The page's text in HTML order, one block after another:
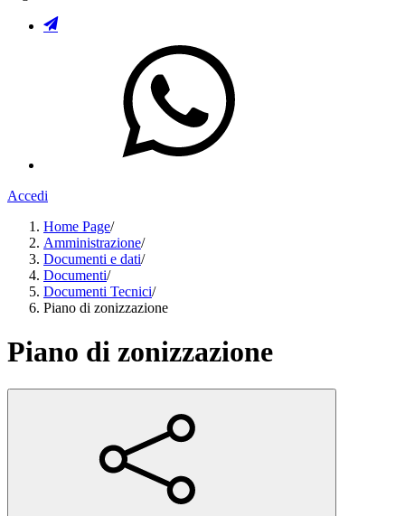
Accedi
Home Page/
Amministrazione/
Documenti e dati/
Documenti/
Documenti Tecnici/
Piano di zonizzazione
Piano di zonizzazione